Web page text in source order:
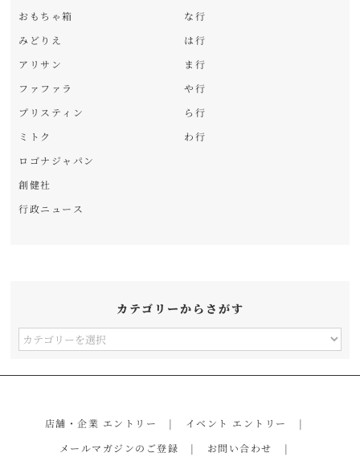
おもちゃ箱
みどりえ
アリサン
ファファラ
プリスティン
ミトク
ロゴナジャパン
創健社
行政ニュース
な行
は行
ま行
や行
ら行
わ行
カテゴリーからさがす
カ
店舗・企業 エントリー
イベント エントリー
メールマガジンのご登録
お問い合わせ